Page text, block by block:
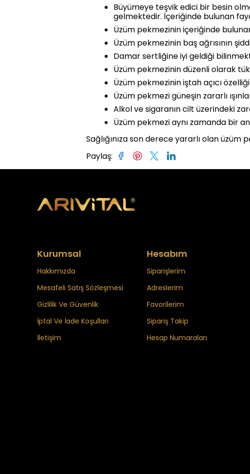
Büyümeye teşvik edici bir besin
gelmektedir. İçeriğinde bulunan
Üzüm pekmezinin içeriğinde
Üzüm pekmezinin baş ağrısının
Damar sertliğine iyi geldiği
Üzüm pekmezinin düzenli olarak
Üzüm pekmezinin iştah açıcı
Üzüm pekmezi güneşin zararlı
Alkol ve sigaranın cilt üzerindeki
Üzüm pekmezi aynı zamanda bir
Sağlığınıza son derece yararlı olan üzüm
Paylaş:
Kurumsal
Hakkımızda
Mesafeli Satış Sözleşmesi
Gizlilik Ve Güvenlik
İptal Ve İade Koşulları
İletişim
Hesabım
Siparişlerim
Adreslerim
Favorilerim
Sipariş Takip
Hesap Numaraları